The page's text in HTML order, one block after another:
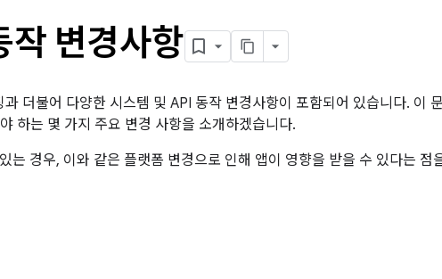
작 변경사항
더불어 다양한 시스템 및 API 동작 변경사항이 포함되어 있습니다. 이
하는 몇 가지 주요 변경 사항을 소개하겠습니다.
는 경우, 이와 같은 플랫폼 변경으로 인해 앱이 영향을 받을 수 있다는 점